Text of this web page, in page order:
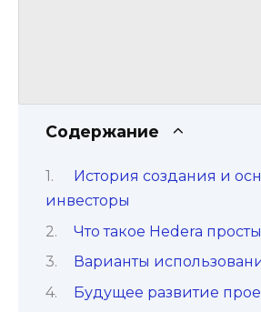
Содержание
История создания и
инвесторы
Что такое Hedera
Варианты
Будущее развитие